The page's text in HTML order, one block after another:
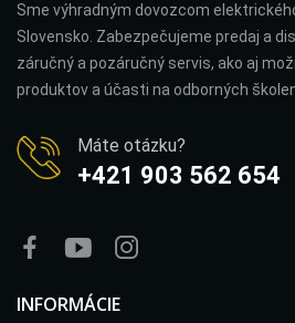
Sme výhradným dovozcom
Slovensko. Zabezpečujeme predaj a
záručný a pozáručný servis, ako aj
produktov a účasti na odborných
Máte otázku?
+421 903 562 654
INFORMÁCIE